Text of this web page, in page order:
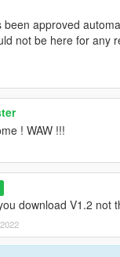
been approved
not be here for any
! WAW !!!
download V1.2 not